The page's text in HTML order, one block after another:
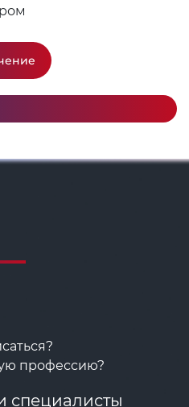
профессию?
специалисты